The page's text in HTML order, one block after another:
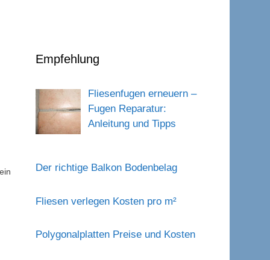
Empfehlung
Fliesenfugen erneuern –
Fugen Reparatur:
Anleitung und Tipps
Der richtige Balkon Bodenbelag
Fliesen verlegen Kosten pro m²
Polygonalplatten Preise und Kosten